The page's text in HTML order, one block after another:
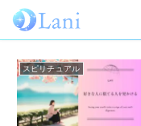
スピリチ
スピリチュアル